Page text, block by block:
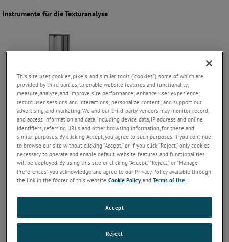
Instrumente für die Texturanalyse
This site uses cookies, pixels, and similar tools (“cookies”), some of which are
provided by third parties, to enable website features and functionality;
measure, analyze, and improve site performance; enhance user experience;
record user sessions and interactions; personalize content; and support our
advertising and marketing. We and our third-party vendors may monitor, record,
and access information and data, including device data, IP address and online
identifiers, referring URLs and other browsing information, for these and
similar purposes. By clicking Accept, you agree to such purposes. If you continue
to browse our site without clicking “Accept,” or if you click “Reject,” only cookies
necessary to operate and enable default website features and functionalities
will be deployed. By using this site or clicking “Accept,” “Reject,” or “Manage
Preferences” you acknowledge and agree to our Privacy Policy available through
the link in the footer of this website,Cookie Policy, andTerms of Use
Reject
Accept